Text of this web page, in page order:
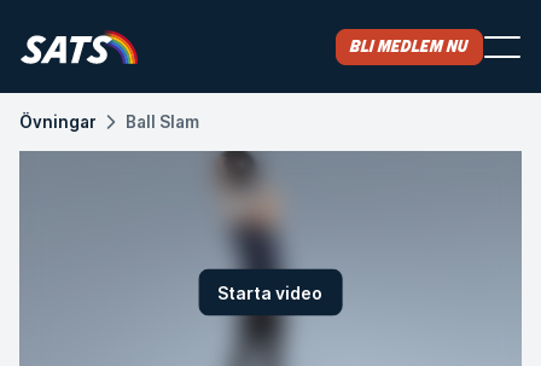
Bli medlem nu
Övningar Ball Slam
Starta video